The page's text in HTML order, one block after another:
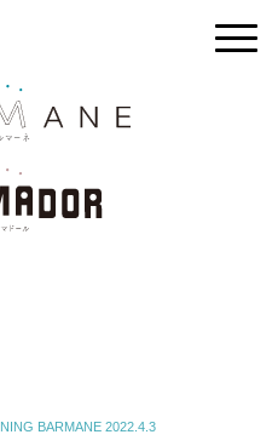
BARMANE 2022.4.3